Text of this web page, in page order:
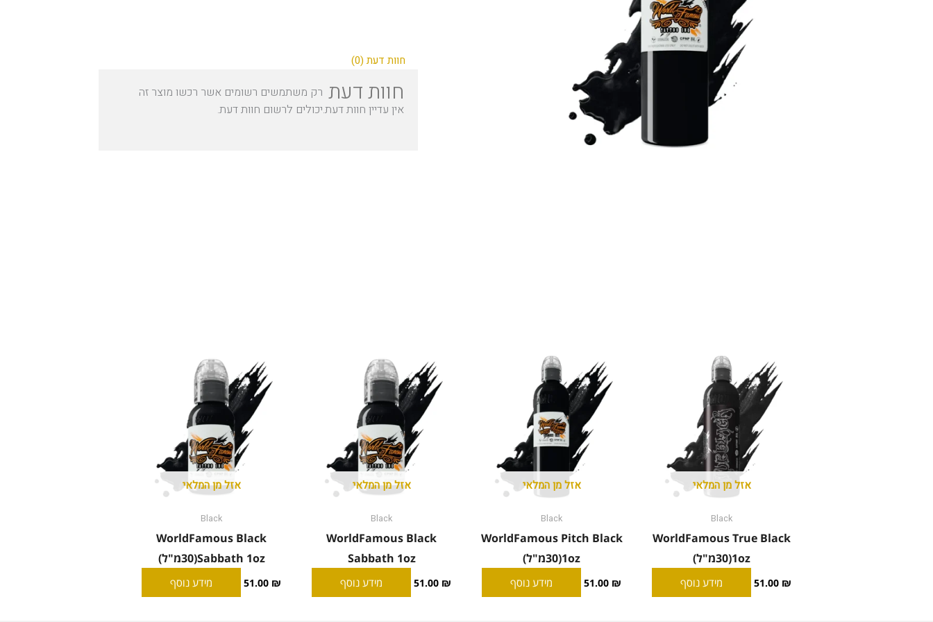
חוות דעת (0)
חוות דעת
אין עדיין חוות דעת.
רק משתמשים רשומים אשר רכשו מוצר זה
יכולים לרשום חוות דעת.
אזל מן המלאי
Black
WorldFamous True Black
1oz(30מ"ל)
51.00 ₪ מידע נוסף
אזל מן המלאי
Black
WorldFamous Pitch Black
1oz(30מ"ל)
51.00 ₪ מידע נוסף
אזל מן המלאי
Black
WorldFamous Black
Sabbath 1oz
51.00 ₪ מידע נוסף
אזל מן המלאי
Black
WorldFamous Black
Sabbath 1oz(30מ"ל)
51.00 ₪ מידע נוסף